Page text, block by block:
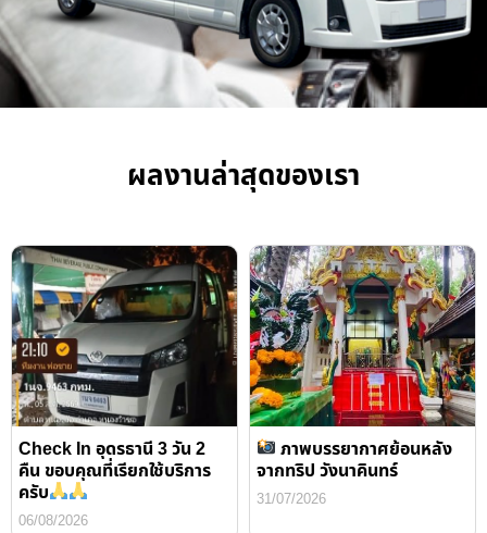
ผลงานล่าสุดของเรา
Check In อุดรธานี 3 วัน 2
คืน ขอบคุณที่เรียกใช้บริการ
ครับ
06/08/2026
ภาพบรรยากาศย้อนหลัง
จากทริป วังนาคินทร์
31/07/2026